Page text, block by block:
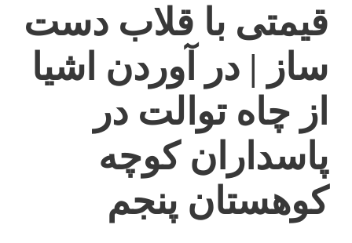
قیمتی با قلاب دست
ساز | در آوردن اشیا
از چاه توالت در
پاسداران کوچه
کوهستان پنجم